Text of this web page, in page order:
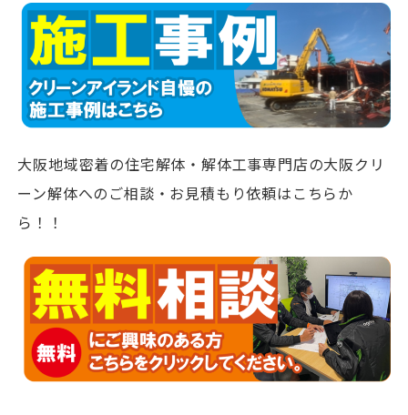
大阪地域密着の住宅解体・解体工事専門店の大阪クリ
ーン解体へのご相談・お見積もり依頼はこちらか
ら！！